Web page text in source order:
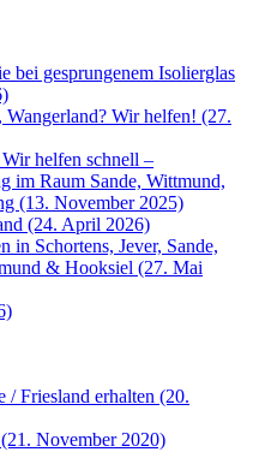
bei gesprungenem Isolierglas
Wangerland? Wir helfen! (27.
helfen schnell –
im Raum Sande, Wittmund,
(13. November 2025)
(24. April 2026)
in Schortens, Jever, Sande,
& Hooksiel (27. Mai
Friesland erhalten (20.
November 2020)